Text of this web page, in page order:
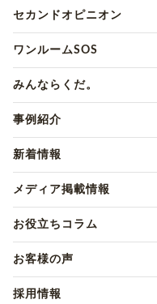
セカンドオピニオン
ワンルームSOS
みんならくだ。
事例紹介
新着情報
メディア掲載情報
お役立ちコラム
お客様の声
採用情報